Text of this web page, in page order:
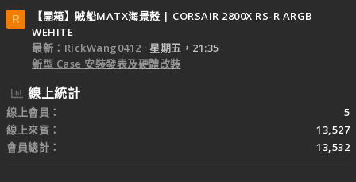
R
【開箱】賊船MATX海景殼 | CORSAIR 2800X RS-R ARGB
WEHITE
最新：RickWang0412
星期五，21:35
新型 Case 安裝發表及硬體改裝
線上統計
線上會員
5
線上來賓
13,527
會員總計
13,532